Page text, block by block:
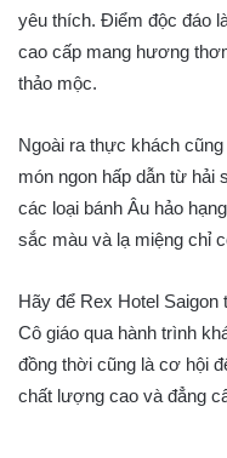
yêu thích. Điểm độc đáo
cao cấp mang hương
thảo mộc.
Ngoài ra thực khách
món ngon hấp dẫn từ hải
các loại bánh Âu hảo
sắc màu và lạ miệng chỉ
Hãy để Rex Hotel Saigon
Cô giáo qua hành trình
đồng thời cũng là cơ hội
chất lượng cao và đẳng